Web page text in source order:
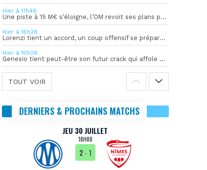
Hier à 17h46
Une piste à 15 M€ s’éloigne, l’OM revoit ses plans pour son gardien
Hier à 16h28
Lorenzi tient un accord, un coup offensif se prépare en coulisses
Hier à 15h06
Genesio tient peut-être son futur crack qui affole déjà l’Europe
TOUT VOIR
DERNIERS & PROCHAINS MATCHS
JEU 30 JUILLET
18H00
2- 1